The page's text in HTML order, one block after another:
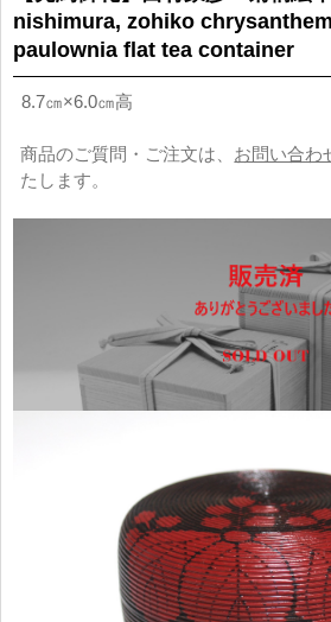
nishimura, zohiko
paulownia flat tea container
8.7㎝×6.0㎝高
商品のご質問・ご注文は、 お問い合わ
たします。